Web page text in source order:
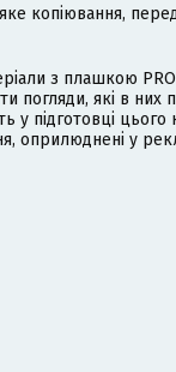
копіювання,
з плашкою
погляди, які в
у підготовці
оприлюднені у